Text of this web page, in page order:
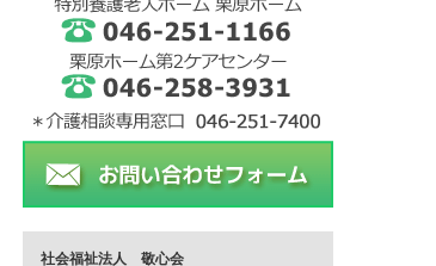
社会福祉法人 敬心会